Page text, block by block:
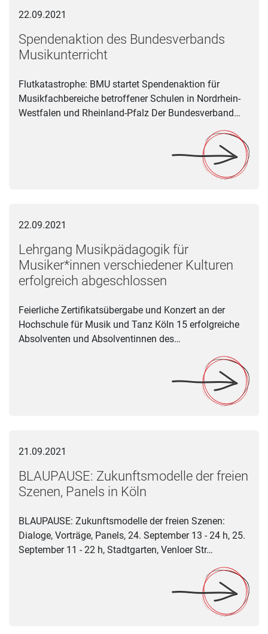
22.09.2021
Spendenaktion des Bundesverbands
Musikunterricht
Flutkatastrophe: BMU startet Spendenaktion für
Musikfachbereiche betroffener Schulen in Nordrhein-
Westfalen und Rheinland-Pfalz Der Bundesverband…
22.09.2021
Lehrgang Musikpädagogik für
Musiker*innen verschiedener Kulturen
erfolgreich abgeschlossen
Feierliche Zertifikatsübergabe und Konzert an der
Hochschule für Musik und Tanz Köln 15 erfolgreiche
Absolventen und Absolventinnen des…
21.09.2021
BLAUPAUSE: Zukunftsmodelle der freien
Szenen, Panels in Köln
BLAUPAUSE: Zukunftsmodelle der freien Szenen:
Dialoge, Vorträge, Panels, 24. September 13 - 24 h, 25.
September 11 - 22 h, Stadtgarten, Venloer Str…